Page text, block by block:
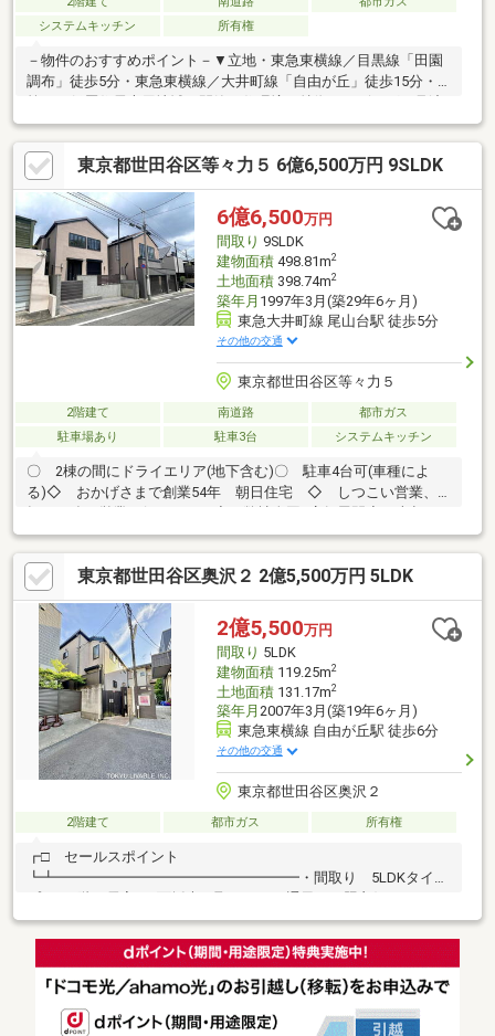
システムキッチン
所有権
－物件のおすすめポイント－▼立地・東急東横線／目黒線「田園
調布」徒歩5分・東急東横線／大井町線「自由が丘」徒歩15分・
せる対面式キッチン・洋室約5.5帖に畳コーナーを配置・中2階に
あるロフトは約7.6帖、多用途に利用可能・南東向きのテラス・バ
ルコニー有・駐車2台可能(車種による)▼設備・食器洗乾燥機・
1620サイズ浴室・全館空調▼周辺環境・プレッセ田園調布店 徒歩
7分(約530m)■ ご希望の住まい探しをお手伝いします
━━━━━・・・物件の詳細・ご相談はお気軽にお問い合わせく
ださい。
東京都世田谷区等々力５ 6億6,500万円 9SLDK
6億6,500万円
間取り 9SLDK
建物面積498.81m2
土地面積398.74m2
築年月 1997年3月(築29年6ヶ月)
東急大井町線 尾山台駅 徒歩5分
その他の交通
東京都世田谷区等々力５
2階建て 南道路
都市ガス
駐車場あり
駐車3台 システムキッチン
〇 2棟の間にドライエリア(地下含む)〇 駐車4台可(車種によ
る)◇ おかげさまで創業54年 朝日住宅 ◇ しつこい営業、
押しの強い営業は行いません◇ 弊社全国6店舗展開◇ 売却・
買い替え・リフォーム・買取◇ 住宅ローン・無料の住宅ローン
仮審査・火災保険
東京都世田谷区奥沢２ 2億5,500万円 5LDK
2億5,500万円
間取り 5LDK
建物面積119.25m2
土地面積131.17m2
築年月 2007年3月(築19年6ヶ月)
東急東横線 自由が丘駅 徒歩6分
その他の交通
東京都世田谷区奥沢２
2階建て 都市ガス 所有権
┏□ セールスポイント
┗┻━━━━━━━━━━━━━━━━━・間取り 5LDKタイ
ペース1台分あり庭先をリフォームすることで2台まで可※車種制
限あり・1階南側に面したリビングと和室は日当り良好・2階居室
の収納スペースは奥行きが取れております・L字のキッチンは窓も
あるため開放感があります・玄関スペースはゆとりのある造りに
かも出入りができます・大通りに面していないため閑静な立地に